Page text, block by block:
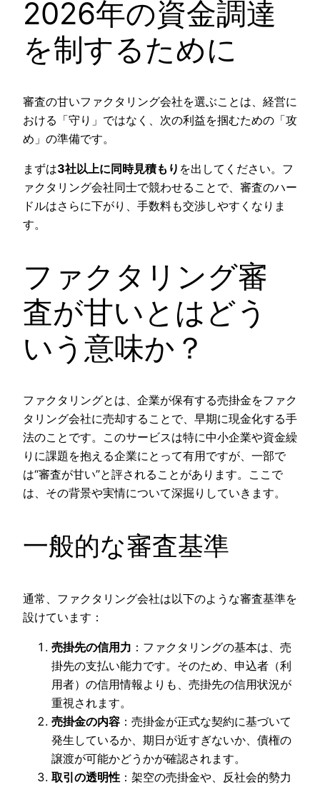
2026年の資金調達
を制するために
審査の甘いファクタリング会社を選ぶことは、経営に
おける「守り」ではなく、次の利益を掴むための「攻
め」の準備です。
まずは3社以上に同時見積もり を出してください。フ
ァクタリング会社同士で競わせることで、審査のハー
ドルはさらに下がり、手数料も交渉しやすくなりま
す。
ファクタリング審
査が甘いとはどう
いう意味か？
ファクタリングとは、企業が保有する売掛金をファク
タリング会社に売却することで、早期に現金化する手
法のことです。このサービスは特に中小企業や資金繰
りに課題を抱える企業にとって有用ですが、一部で
は“審査が甘い”と評されることがあります。ここで
は、その背景や実情について深掘りしていきます。
一般的な審査基準
通常、ファクタリング会社は以下のような審査基準を
設けています：
売掛先の信用力 ：ファクタリングの基本は、売
掛先の支払い能力です。そのため、申込者（利
用者）の信用情報よりも、売掛先の信用状況が
重視されます。
売掛金の内容 ：売掛金が正式な契約に基づいて
発生しているか、期日が近すぎないか、債権の
譲渡が可能かどうかが確認されます。
取引の透明性 ：架空の売掛金や、反社会的勢力